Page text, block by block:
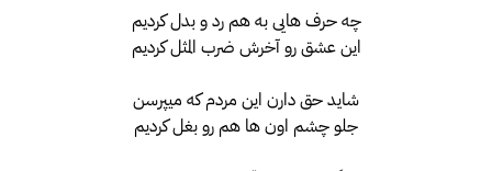
چه حرف هایی به هم رد و بدل کردیم
این عشق رو آخرش ضرب المثل کردیم
شاید حق دارن این مردم که میپرسن
جلو چشم اون ها هم رو بغل کردیم